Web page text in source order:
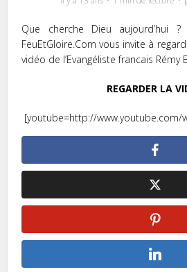
Que cherche Dieu aujourd’hui
FeuEtGloire.Com vous invite à
vidéo de l’Evangéliste francais Rémy
REGARDER LA
[youtube=http://www.youtube.com/